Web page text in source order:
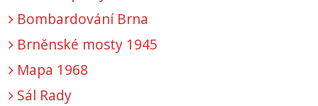
Bombardování Brna
Brněnské mosty 1945
Mapa 1968
Sál Rady